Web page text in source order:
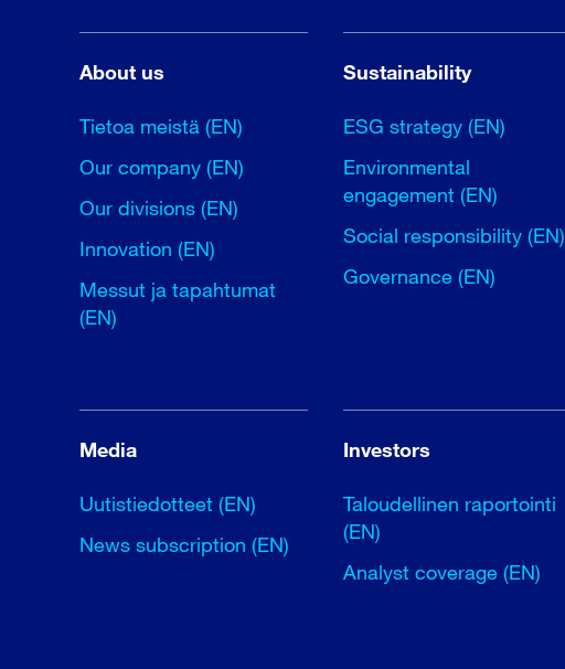
About us
Tietoa meistä (EN)
Our company (EN)
Our divisions (EN)
Innovation (EN)
Messut ja tapahtumat
(EN)
Sustainability
ESG strategy (EN)
Environmental
engagement (EN)
Social responsibility (EN)
Governance (EN)
Media
Uutistiedotteet (EN)
News subscription (EN)
Investors
Taloudellinen raportointi
(EN)
Analyst coverage (EN)